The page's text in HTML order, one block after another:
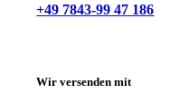
+49 7843-99 47 186
Wir versenden mit